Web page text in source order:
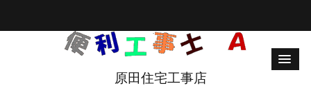
原田住宅工事店